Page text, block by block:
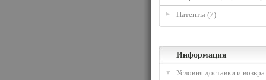
Патенты (7)
Информация
Условия доставки и